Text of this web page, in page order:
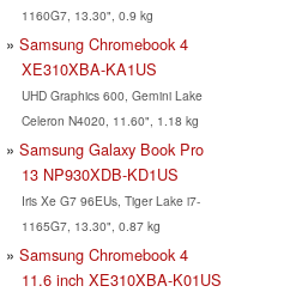
1160G7, 13.30", 0.9 kg
Samsung Chromebook 4
XE310XBA-KA1US
UHD Graphics 600, Gemini Lake
Celeron N4020, 11.60", 1.18 kg
Samsung Galaxy Book Pro
13 NP930XDB-KD1US
Iris Xe G7 96EUs, Tiger Lake i7-
1165G7, 13.30", 0.87 kg
Samsung Chromebook 4
11.6 inch XE310XBA-K01US